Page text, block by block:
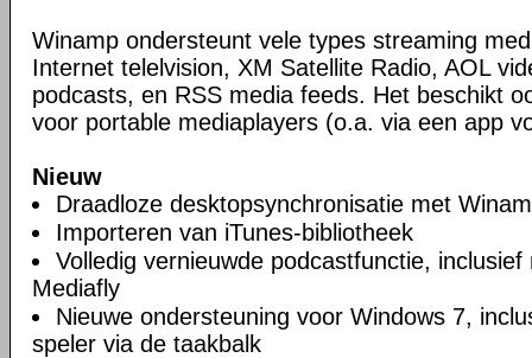
Winamp ondersteunt vele types streaming
Internet telelvision, XM Satellite Radio, AOL
podcasts, en RSS media feeds. Het beschikt
voor portable mediaplayers (o.a. via een app
Nieuw
Draadloze desktopsynchronisatie met
Importeren van iTunes-bibliotheek
Volledig vernieuwde podcastfunctie,
Mediafly
Nieuwe ondersteuning voor Windows 7,
speler via de taakbalk